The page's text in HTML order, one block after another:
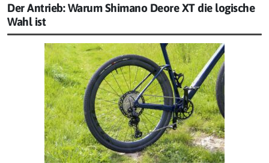
Der Antrieb: Warum Shimano Deore XT die logische
Wahl ist